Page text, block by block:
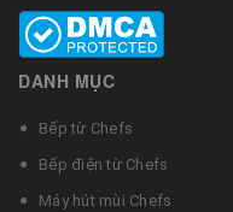
DANH MỤC
Bếp từ Chefs
Bếp điện từ Chefs
Máy hút mùi Chefs